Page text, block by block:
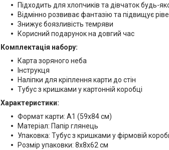
Підходить для хлопчиків та дівчаток будь-
Відмінно розвиває фантазію та підвищує
Знижує боязливість темряви
Корисний подарунок на довгий час
Комплектація набору:
Карта зоряного неба
Інструкця
Наліпки для кріплення карти до стін
Тубус з кришками у картонній коробці
Характеристики:
Формат карти: А1 (59х84 см)
Матеріал: Папір глянець
Упаковка: Тубус з кришками у фірмовій
Розмір упаковки: 8х8х62 см